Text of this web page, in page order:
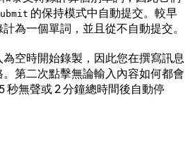
的保持模式中自動提交。較早
為一個單詞，並且從不自動提交。
空時開始錄製，因此您在撰寫訊息
第二次點擊無論輸入內容如何都會
秒無聲或 2 分鐘總時間後自動停